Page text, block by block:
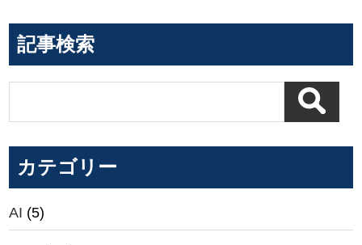
記事検索
カテゴリー
AI (5)